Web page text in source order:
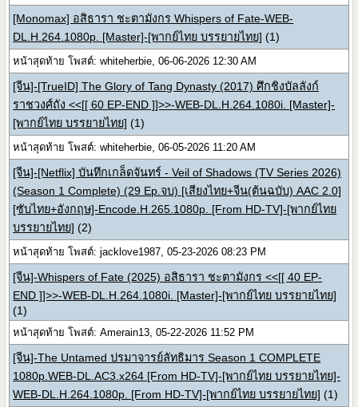
[Monomax] อสิธารา ชะตามังกร Whispers of Fate-WEB-
DL.H.264.1080p. [Master]-[พากย์ไทย บรรยายไทย] (1)
หน้าสุดท้าย โพสต์: whiteherbie, 06-06-2026 12:30 AM
[จีน]-[TrueID] The Glory of Tang Dynasty (2017) ศึกชิงบัลลังก์
ราชวงศ์ถัง <<[[ 60 EP-END ]]>>-WEB-DL.H.264.1080i. [Master]-
[พากย์ไทย บรรยายไทย] (1)
หน้าสุดท้าย โพสต์: whiteherbie, 06-05-2026 11:20 AM
[จีน]-[Netflix] บันทึกเกล็ดจันทร์ - Veil of Shadows (TV Series 2026)
(Season 1 Complete) (29 Ep.จบ) [เสียงไทย+จีน(ต้นฉบับ) AAC 2.0]
[ซับไทย+อังกฤษ]-Encode.H.265.1080p. [From HD-TV]-[พากย์ไทย
บรรยายไทย] (2)
หน้าสุดท้าย โพสต์: jacklove1987, 05-23-2026 08:23 PM
[จีน]-Whispers of Fate (2025) อสิธารา ชะตามังกร <<[[ 40 EP-
END ]]>>-WEB-DL.H.264.1080i. [Master]-[พากย์ไทย บรรยายไทย]
(1)
หน้าสุดท้าย โพสต์: Amerain13, 05-22-2026 11:52 PM
[จีน]-The Untamed ปรมาจารย์ลัทธิมาร Season 1 COMPLETE
1080p.WEB-DL.AC3.x264 [From HD-TV]-[พากย์ไทย บรรยายไทย]-
WEB-DL.H.264.1080p. [From HD-TV]-[พากย์ไทย บรรยายไทย] (1)